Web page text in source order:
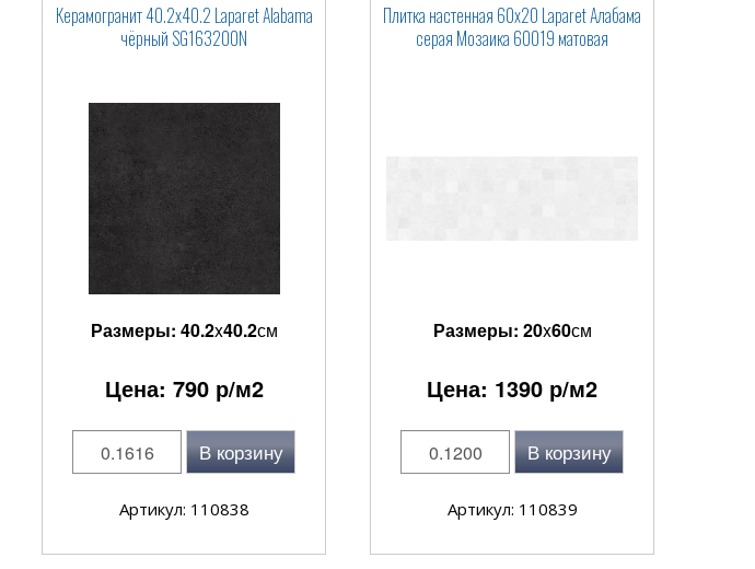
Керамогранит 40.2x40.2 Laparet Alabama
чёрный SG163200N
Размеры: 40.2x40.2см
Цена: 790р/м2
В корзину
Артикул: 110838
Плитка настенная 60x20 Laparet Алабама
серая Мозаика 60019 матовая
Размеры: 20x60см
Цена: 1390 р/м2
В корзину
Артикул: 110839